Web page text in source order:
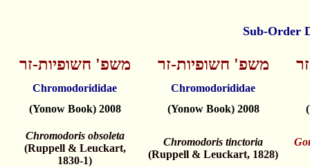
משפ' חשופיות-זר משפ' חשופיות-זר
Chromodorididae Chromodorididae
(Yonow Book) 2008
(Yonow Book) 2008
Chromodoris obsoleta
(Ruppell & Leuckart,
1830-1)
Chromodoris tinctoria
(Ruppell & Leuckart, 1828)